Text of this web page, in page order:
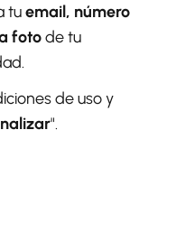
tuemail, número
fotode tu
de uso y
".